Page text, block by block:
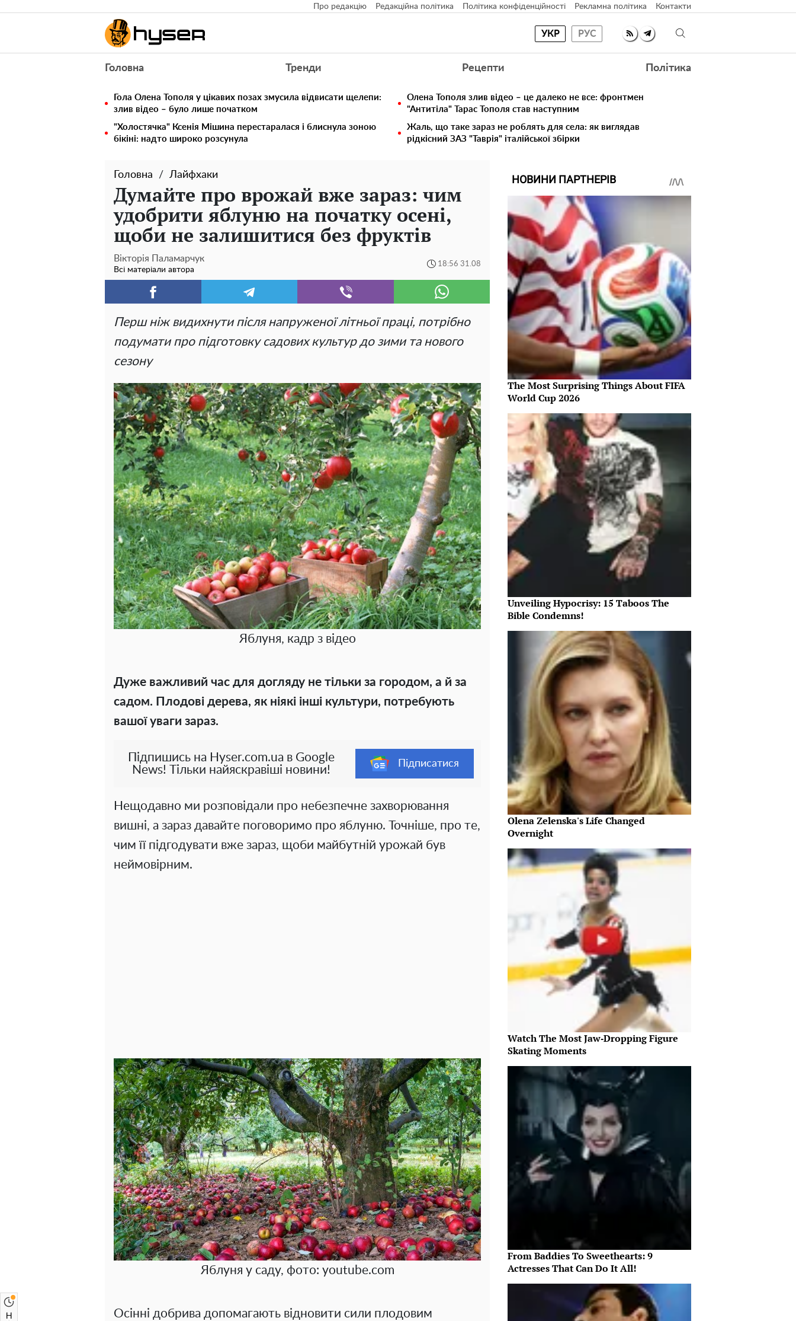
Про редакцію Редакційна політика Політика конфіденційності Рекламна політика Контакти
УКР РУС
Головна Тренди Рецепти Політика
Гола Олена Тополя у цікавих позах змусила відвисати щелепи:
злив відео – було лише початком
Олена Тополя злив відео – це далеко не все: фронтмен
"Антитіла" Тарас Тополя став наступним
"Холостячка" Ксенія Мішина перестаралася і блиснула зоною
бікіні: надто широко розсунула
Жаль, що таке зараз не роблять для села: як виглядав
рідкісний ЗАЗ "Таврія" італійської збірки
Головна Лайфхаки
Думайте про врожай вже зараз: чим
удобрити яблуню на початку осені,
щоби не залишитися без фруктів
Вікторія Паламарчук
Всі матеріали автора
18:56 31.08
Перш ніж видихнути після напруженої літньої праці, потрібно
подумати про підготовку садових культур до зими та нового
сезону
Яблуня, кадр з відео
Дуже важливий час для догляду не тільки за городом, а й за
садом. Плодові дерева, як ніякі інші культури, потребують
вашої уваги зараз.
Підпишись на Hyser.com.ua в Google
News! Тільки найяскравіші новини!
Підписатися
Нещодавно ми розповідали про небезпечне захворювання
вишні, а зараз давайте поговоримо про яблуню. Точніше, про те,
чим її підгодувати вже зараз, щоби майбутній урожай був
неймовірним.
Яблуня у саду, фото: youtube.com
Осінні добрива допомагають відновити сили плодовим
НОВИНИ ПАРТНЕРІВ
The Most Surprising Things About FIFA
World Cup 2026
Unveiling Hypocrisy: 15 Taboos The
Bible Condemns!
Olena Zelenska's Life Changed
Overnight
Watch The Most Jaw‑Dropping Figure
Skating Moments
From Baddies To Sweethearts: 9
Actresses That Can Do It All!